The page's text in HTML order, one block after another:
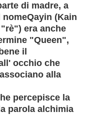
di madre, a
nomeQayin (Kain
era anche
"Queen",
il
occhio che
alla
percepisce la
parola alchimia